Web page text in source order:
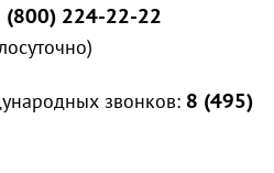
(800) 224-22-22
звонков: 8 (495)